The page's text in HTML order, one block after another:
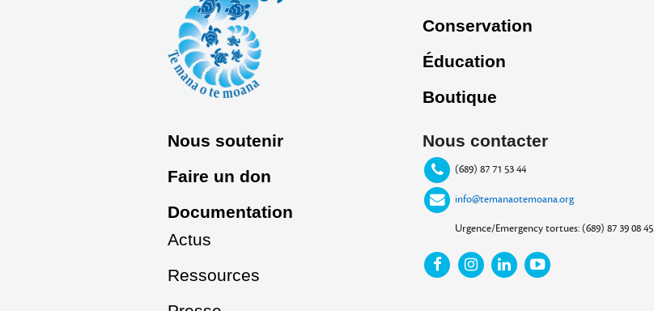
Conservation
Éducation
Boutique
Nous soutenir
Faire un don
Documentation
Actus
Ressources
Nous contacter
(689) 87 71 53 44
info@temanaotemoana.org
Urgence/Emergency tortues: (689) 87 39 08 45